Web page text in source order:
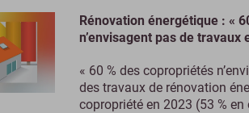
Rénovation énergétique : «
n’envisagent pas de travaux
« 60 % des copropriétés
des travaux de rénovation
copropriété en 2023 (53 %